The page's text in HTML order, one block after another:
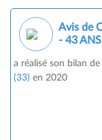
Avis de
- 43
a réalisé son bilan
(33) en 2020